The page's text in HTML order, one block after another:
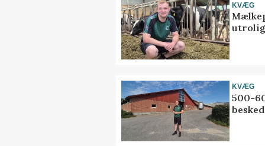
KVÆG
utrolig
KVÆG
500-